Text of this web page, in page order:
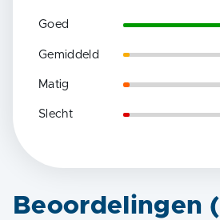
Goed
Gemiddeld
Matig
Slecht
Beoordelingen (